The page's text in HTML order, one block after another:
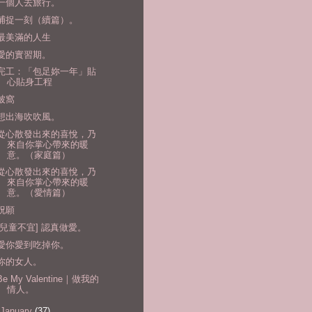
個人去旅行。
捉一刻（續篇）。
美滿的人生
的實習期。
工：「包足妳一年」貼
心貼身工程
窩
出海吹吹風。
心散發出來的喜悅，乃
來自你掌心帶來的暖
意。（家庭篇）
心散發出來的喜悅，乃
來自你掌心帶來的暖
意。（愛情篇）
願
童不宜] 認真做愛。
你愛到吃掉你。
的女人。
My Valentine｜做我的
情人。